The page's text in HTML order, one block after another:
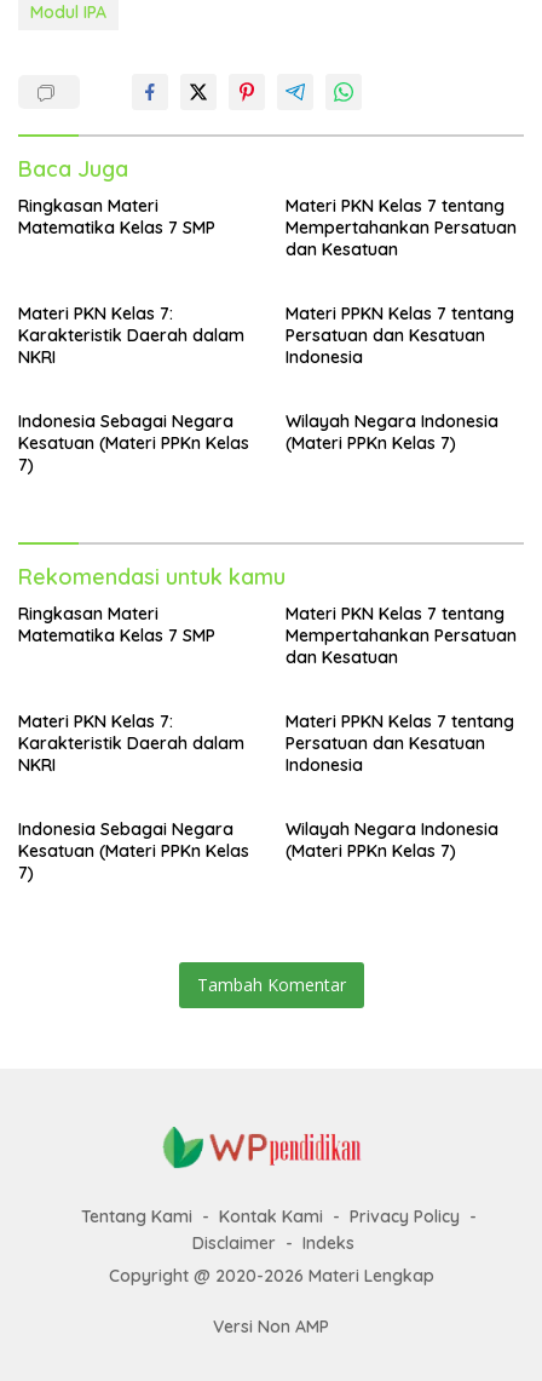
Modul IPA
Baca Juga
Ringkasan Materi
Matematika Kelas 7 SMP
Materi PKN Kelas 7 tentang
Mempertahankan Persatuan
dan Kesatuan
Materi PKN Kelas 7:
Karakteristik Daerah dalam
NKRI
Materi PPKN Kelas 7 tentang
Persatuan dan Kesatuan
Indonesia
Indonesia Sebagai Negara
Kesatuan (Materi PPKn Kelas
7)
Wilayah Negara Indonesia
(Materi PPKn Kelas 7)
Rekomendasi untuk kamu
Ringkasan Materi
Matematika Kelas 7 SMP
Materi PKN Kelas 7 tentang
Mempertahankan Persatuan
dan Kesatuan
Materi PKN Kelas 7:
Karakteristik Daerah dalam
NKRI
Materi PPKN Kelas 7 tentang
Persatuan dan Kesatuan
Indonesia
Indonesia Sebagai Negara
Kesatuan (Materi PPKn Kelas
7)
Wilayah Negara Indonesia
(Materi PPKn Kelas 7)
Tambah Komentar
Tentang Kami Kontak Kami
Privacy Policy
Disclaimer
Indeks
Copyright @ 2020-2026 Materi Lengkap
Versi Non AMP